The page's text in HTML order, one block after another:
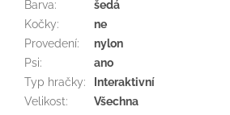
Barva:
šedá
Kočky:
ne
Provedení:
nylon
Psi:
ano
Typ hračky:
Interaktivní
Velikost: Všechna